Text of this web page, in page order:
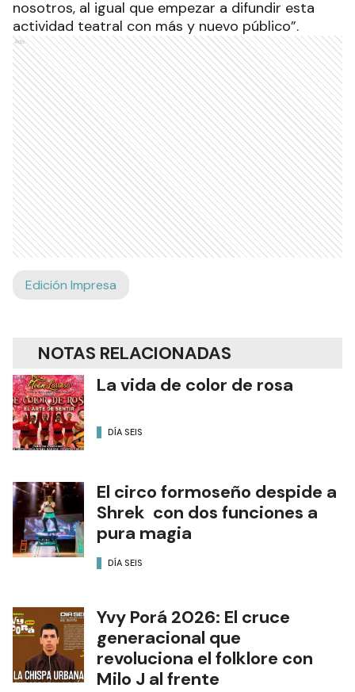
nosotros, al igual que empezar a difundir esta
actividad teatral con más y nuevo público”.
Ads
Edición Impresa
NOTAS RELACIONADAS
La vida de color de rosa
DÍA SEIS
El circo formoseño despide a
Shrek con dos funciones a
pura magia
DÍA SEIS
Yvy Porá 2026: El cruce
generacional que
revoluciona el folklore con
Milo J al frente